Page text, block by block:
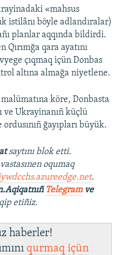
«mahsus
istilânı böyle adlandıralar)
planlar aqqında bildirdi.
qara ayatını
çıqmaq içün Donbas
altına almağa niyetlene.
köre, Donbasta
ve Ukrayinanıñ küçlü
ğayıpları büyük.
saytını blok etti.
oqumaq
.
Telegramve
etiñiz.
haberler!
qurmaq içün